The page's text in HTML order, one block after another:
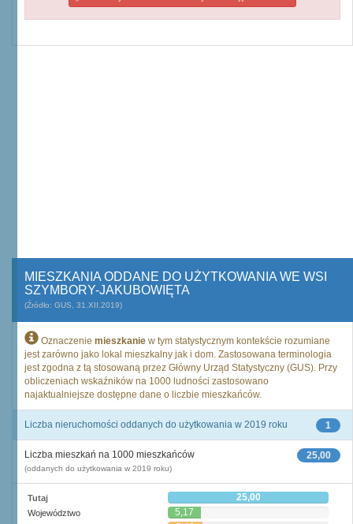
MIESZKANIA ODDANE DO UŻYTKOWANIA WE WSI
SZYMBORY-JAKUBOWIĘTA
(Źródło: GUS, 31.XII.2019)
Oznaczenie mieszkanie w tym statystycznym kontekście rozumiane
jest zarówno jako lokal mieszkalny jak i dom. Zastosowana terminologia
jest zgodna z tą stosowaną przez Główny Urząd Statystyczny (GUS). Przy
obliczeniach wskaźników na 1000 ludności zastosowano
najaktualniejsze dostępne dane o liczbie mieszkańców.
1
Liczba nieruchomości oddanych do użytkowania w 2019 roku
25,00
Liczba mieszkań na 1000 mieszkańców
(oddanych do użytkowania w 2019 roku)
Tutaj 25,00
Województwo 5,17